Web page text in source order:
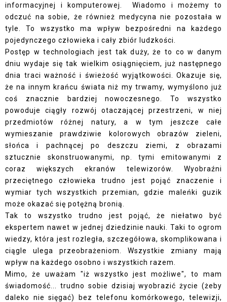
informacyjnej i komputerowej. Wiadomo i możemy to
odczuć na sobie, że również medycyna nie pozostała w
tyle. To wszystko ma wpływ bezpośredni na każdego
pojedynczego człowieka i cały zbiór ludzkości.
Postęp w technologiach jest tak duży, że to co w danym
dniu wydaje się tak wielkim osiągnięciem, już następnego
dnia traci ważność i świeżość wyjątkowości. Okazuje się,
że na innym krańcu świata niż my trwamy, wymyślono już
coś znacznie bardziej nowoczesnego. To wszystko
powoduje ciągły rozwój otaczającej przestrzeni, w niej
przedmiotów różnej natury, a w tym jeszcze całe
wymieszanie prawdziwie kolorowych obrazów zieleni,
słońca i pachnącej po deszczu ziemi, z obrazami
sztucznie skonstruowanymi, np. tymi emitowanymi z
coraz większych ekranów telewizorów. Wyobraźni
przeciętnego człowieka trudno jest pojąć znaczenie i
wymiar tych wszystkich przemian, gdzie maleńki guzik
może okazać się potężną bronią.
Tak to wszystko trudno jest pojąć, że niełatwo być
ekspertem nawet w jednej dziedzinie nauki. Taki to ogrom
wiedzy, która jest rozległa, szczegółowa, skomplikowana i
ciągle ulega przeobrażeniom. Wszystkie zmiany mają
wpływ na każdego osobno i wszystkich razem.
Mimo, że uważam "iż wszystko jest możliwe", to mam
świadomość... trudno sobie dzisiaj wyobrazić życie (żeby
daleko nie sięgać) bez telefonu komórkowego, telewizji,